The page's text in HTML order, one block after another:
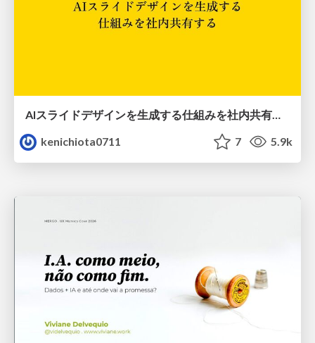
AIスライドデザインを生成する仕組みを社内共有する
kenichiota0711
7 5.9k